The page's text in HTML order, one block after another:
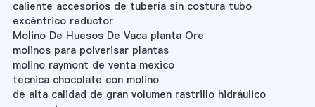
caliente accesorios de tubería sin costura tubo
excéntrico reductor
Molino De Huesos De Vaca planta Ore
molinos para polverisar plantas
molino raymont de venta mexico
tecnica chocolate con molino
de alta calidad de gran volumen rastrillo hidráulico